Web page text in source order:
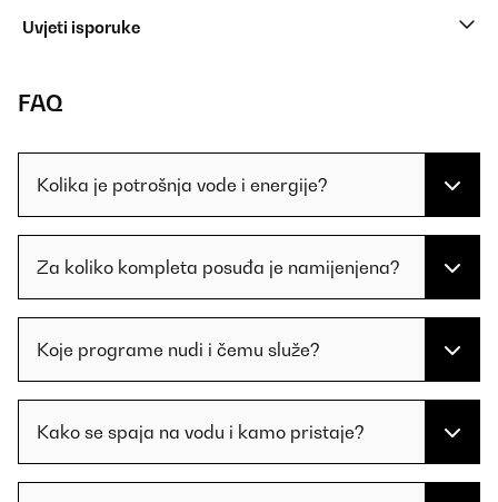
Uvjeti isporuke
FAQ
Kolika je potrošnja vode i energije?
Za koliko kompleta posuđa je namijenjena?
Koje programe nudi i čemu služe?
Kako se spaja na vodu i kamo pristaje?